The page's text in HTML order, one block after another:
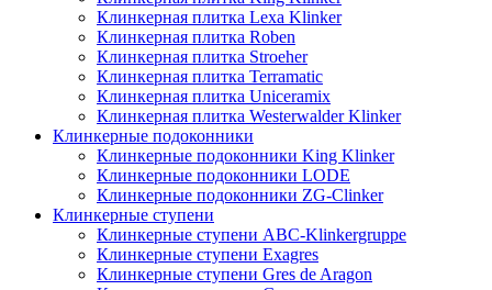
Клинкерная плитка Lexa Klinker
Клинкерная плитка Roben
Клинкерная плитка Stroeher
Клинкерная плитка Terramatic
Клинкерная плитка Uniceramix
Клинкерная плитка Westerwalder Klinker
Клинкерные подоконники
Клинкерные подоконники King Klinker
Клинкерные подоконники LODE
Клинкерные подоконники ZG-Clinker
Клинкерные ступени
Клинкерные ступени ABC-Klinkergruppe
Клинкерные ступени Exagres
Клинкерные ступени Gres de Aragon